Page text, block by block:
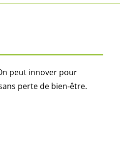
peut innover pour
perte de bien-être.